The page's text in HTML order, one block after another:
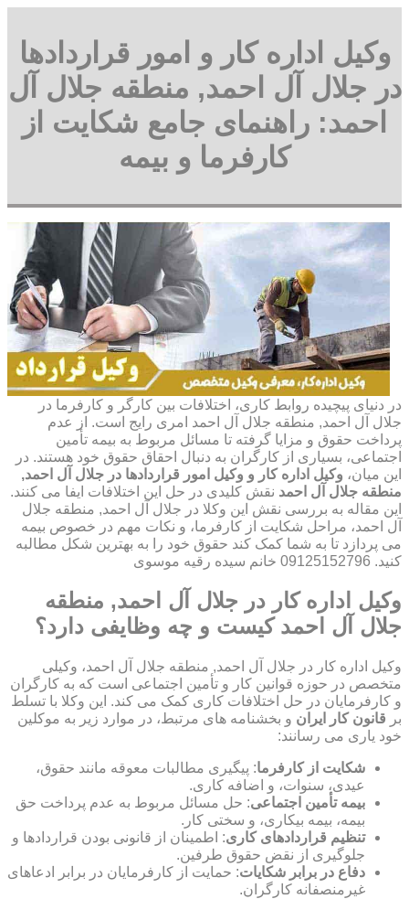
وکیل اداره کار و امور قراردادها
در جلال آل احمد, منطقه جلال آل
احمد: راهنمای جامع شکایت از
کارفرما و بیمه
در دنیای پیچیده روابط کاری، اختلافات بین کارگر و کارفرما در
جلال آل احمد, منطقه جلال آل احمد امری رایج است. از عدم
پرداخت حقوق و مزایا گرفته تا مسائل مربوط به بیمه تأمین
اجتماعی، بسیاری از کارگران به دنبال احقاق حقوق خود هستند. در
این میان، وکیل اداره کار و وکیل امور قراردادها در جلال آل احمد,
منطقه جلال آل احمد نقش کلیدی در حل این اختلافات ایفا می کنند.
این مقاله به بررسی نقش این وکلا در جلال آل احمد, منطقه جلال
آل احمد، مراحل شکایت از کارفرما، و نکات مهم در خصوص بیمه
می پردازد تا به شما کمک کند حقوق خود را به بهترین شکل مطالبه
کنید. 09125152796 خانم سیده رقیه موسوی
وکیل اداره کار در جلال آل احمد, منطقه
جلال آل احمد کیست و چه وظایفی دارد؟
وکیل اداره کار در جلال آل احمد, منطقه جلال آل احمد، وکیلی
متخصص در حوزه قوانین کار و تأمین اجتماعی است که به کارگران
و کارفرمایان در حل اختلافات کاری کمک می کند. این وکلا با تسلط
بر قانون کار ایران و بخشنامه های مرتبط، در موارد زیر به موکلین
خود یاری می رسانند:
شکایت از کارفرما: پیگیری مطالبات معوقه مانند حقوق،
عیدی، سنوات، و اضافه کاری.
بیمه تأمین اجتماعی: حل مسائل مربوط به عدم پرداخت حق
بیمه، بیمه بیکاری، و سختی کار.
تنظیم قراردادهای کاری: اطمینان از قانونی بودن قراردادها و
جلوگیری از نقض حقوق طرفین.
دفاع در برابر شکایات: حمایت از کارفرمایان در برابر ادعاهای
غیرمنصفانه کارگران.